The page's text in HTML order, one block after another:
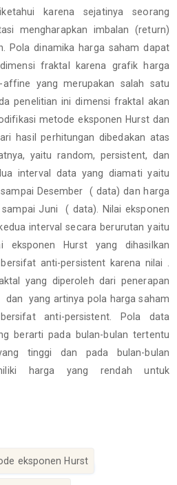
karena sejatinya seorang
mengharapkan imbalan (return)
Pola dinamika harga saham dapat
fraktal karena grafik harga
yang merupakan salah satu
penelitian ini dimensi fraktal akan
metode eksponen Hurst dan
hasil perhitungan dibedakan atas
yaitu random, persistent, dan
interval data yang diamati yaitu
Desember ( data) dan harga
Juni ( data). Nilai eksponen
interval secara berurutan yaitu
eksponen Hurst yang dihasilkan
anti-persistent karena nilai .
yang diperoleh dari penerapan
yang artinya pola harga saham
anti-persistent. Pola data
berarti pada bulan-bulan tertentu
tinggi dan pada bulan-bulan
harga yang rendah untuk
eksponen Hurst